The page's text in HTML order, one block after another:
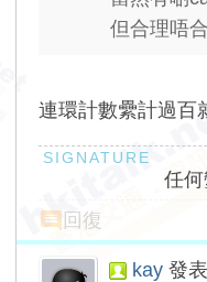
但合理唔
連環計數纍計過百
任
回復
kay 發